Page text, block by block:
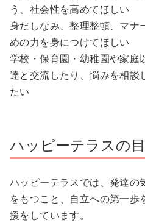
う、社会性を高めてほしい
身だしなみ、整理整頓、マナ
めの力を身につけてほしい
学校・保育園・幼稚園や家庭
達と交流したり、悩みを相談
たい
ハッピーテラスの
ハッピーテラスでは、発達の
をもつこと、自立への第一
援をしています。